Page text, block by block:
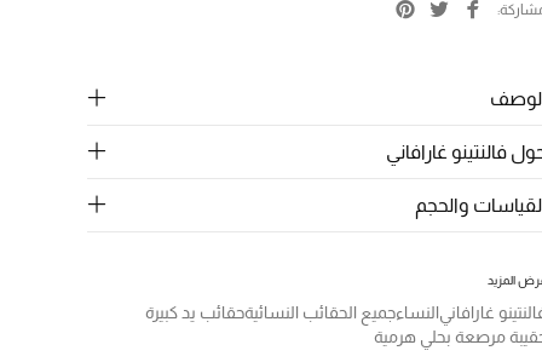
فالنتينو غارافاني
والحجم
المزيد
غارافانيالنساءجميع الحقائب النسائيةحقائب يد كبيرة
مرصعة بحلي هرمية